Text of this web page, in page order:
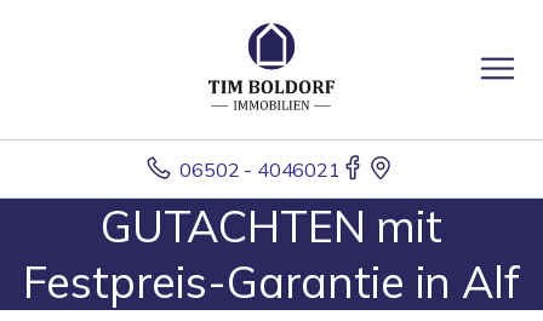
06502 - 4046021
GUTACHTEN mit
Festpreis-Garantie in Alf